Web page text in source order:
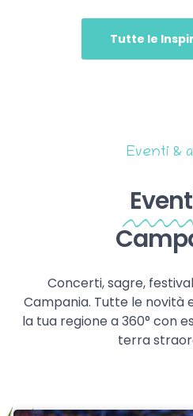
Tutte le
Eventi &
Concerti, sagre,
Campania. Tutte le novità
la tua regione a 360° con
terra